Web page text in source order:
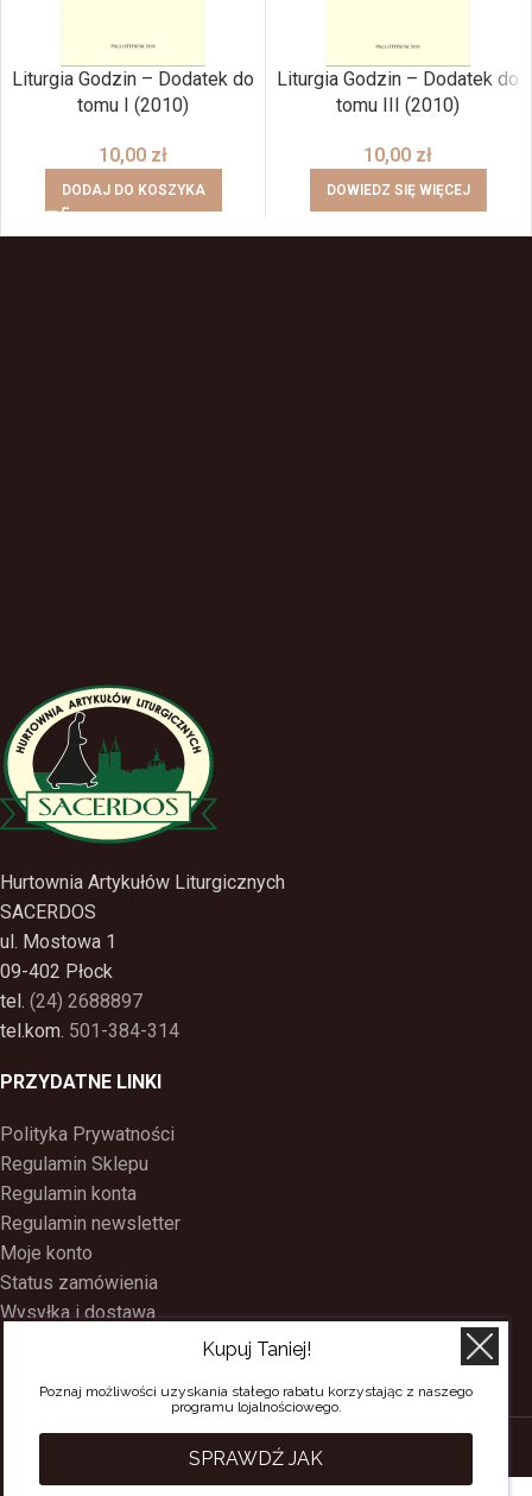
Liturgia Godzin – Dodatek do
tomu I (2010)
10,00 zł
DODAJ DO KOSZYKA
Liturgia Godzin – Dodatek do
tomu III (2010)
10,00 zł
DOWIEDZ SIĘ WIĘCEJ
Hurtownia Artykułów Liturgicznych
SACERDOS
ul. Mostowa 1
09-402 Płock
tel. (24) 2688897
tel.kom. 501-384-314
PRZYDATNE LINKI
Polityka Prywatności
Regulamin Sklepu
Regulamin konta
Regulamin newsletter
Moje konto
Status zamówienia
Wysyłka i dostawa
Program Lojalnościowy
SACERDOSCREATED BYBEEON TOP. PREMIUM WEB & E-COMMERCE
SOLUTIONS.
Kupuj Taniej!
Poznaj możliwości uzyskania stałego rabatu korzystając z naszego
programu lojalnościowego.
SPRAWDŹ JAK